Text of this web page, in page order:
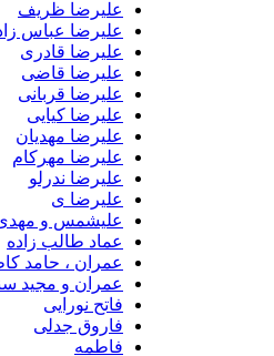
علیرضا ظریف
علیرضا عباس زاده
علیرضا قادری
علیرضا قاضی
علیرضا قربانی
علیرضا کیایی
علیرضا مهدیان
علیرضا مهرکام
علیرضا ندرلو
علیرضا ی
علیشمس و مهدی جهانی
عماد طالب زاده
عمران ، حامد کاظم پور ،
عمران و مجید سنسی و
فاتح نورایی
فاروق جدلی